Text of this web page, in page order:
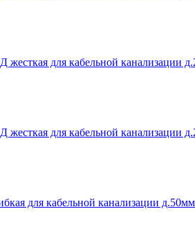
жесткая для кабельной канализации
жесткая для кабельной канализации
для кабельной канализации